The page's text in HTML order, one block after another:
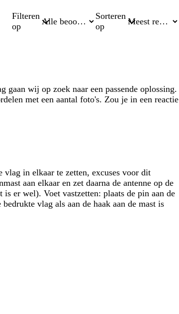
Filteren
op
Sorteren
op
gaan wij op zoek naar een passende oplossing.
met een aantal foto's. Zou je in een reactie
in elkaar te zetten, excuses voor dit
aan elkaar en zet daarna de antenne op de
er wel). Voet vastzetten: plaats de pin aan de
vlag als aan de haak aan de mast is